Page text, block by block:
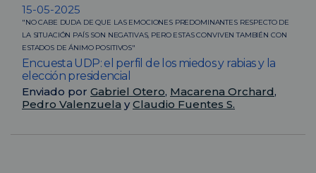
15-05-2025
"NO CABE DUDA DE QUE LAS EMOCIONES PREDOMINANTES RESPECTO DE
LA SITUACIÓN PAÍS SON NEGATIVAS, PERO ESTAS CONVIVEN TAMBIÉN CON
ESTADOS DE ÁNIMO POSITIVOS"
Encuesta UDP: el perfil de los miedos y rabias y la
elección presidencial
Enviado por Gabriel Otero, Macarena Orchard,
Pedro Valenzuela yClaudio Fuentes S.